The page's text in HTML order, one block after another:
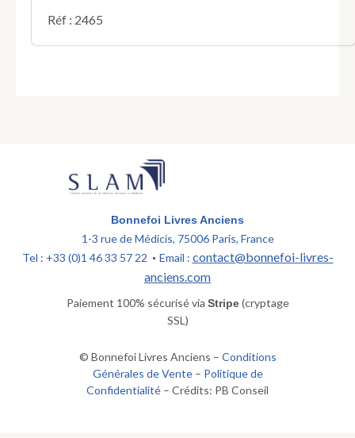
Réf : 2465
Bonnefoi Livres Anciens
1-3 rue de Médicis, 75006 Paris, France
Tel : +33 (0)1 46 33 57 22 • Email : contact@bonnefoi-livres-
anciens.com
Paiement 100% sécurisé via Stripe(cryptage
SSL)
© Bonnefoi Livres Anciens – Conditions
Générales de Vente– Politique de
Confidentialité – Crédits: PB Conseil